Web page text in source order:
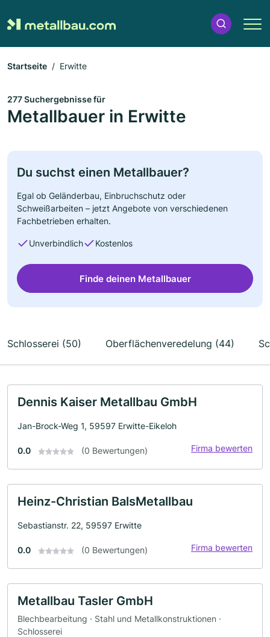
Startseite Erwitte
277 Suchergebnisse für
Metallbauer in Erwitte
Du suchst einen Metallbauer?
Egal ob Geländerbau, Einbruchschutz oder
Schweißarbeiten – jetzt Angebote von verschiedenen
Fachbetrieben erhalten.
Unverbindlich Kostenlos
Finde deinen Metallbauer
Schlosserei (50) Oberflächenveredelung (44)
Dennis Kaiser Metallbau GmbH
Jan-Brock-Weg 1, 59597 Erwitte-Eikeloh
0.0 (0 Bewertungen) Firma bewerten
Heinz-Christian BalsMetallbau
Sebastianstr. 22, 59597 Erwitte
0.0 (0 Bewertungen) Firma bewerten
Metallbau Tasler GmbH
Blechbearbeitung · Stahl und Metallkonstruktionen ·
Schlosserei